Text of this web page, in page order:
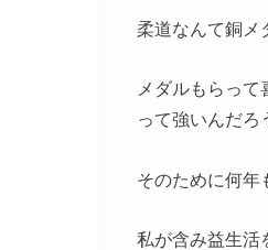
柔道なんて銅メ
メダルもらっ
って強いんだろ
そのために何年
私が含み益生活